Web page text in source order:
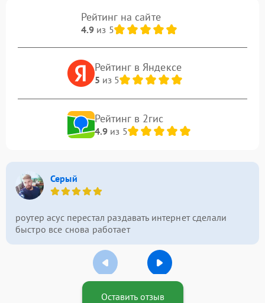
Рейтинг на сайте
4.9из 5
Рейтинг в Яндексе
5 из 5
Рейтинг в 2гис
4.9из 5
Серый
роутер асус перестал раздавать интернет сделали
быстро все снова работает
Оставить отзыв